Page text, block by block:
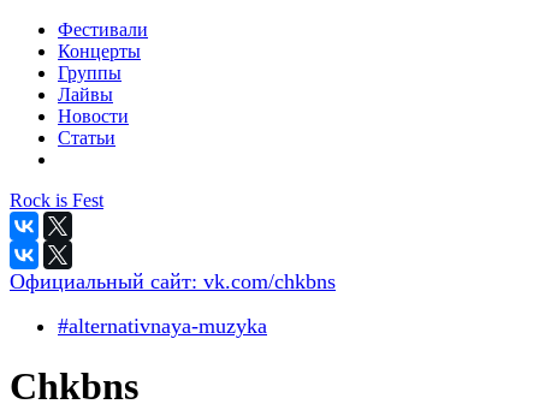
Фестивали
Концерты
Группы
Лайвы
Новости
Статьи
Rock is Fest
Официальный сайт: vk.com/chkbns
#alternativnaya-muzyka
Chkbns